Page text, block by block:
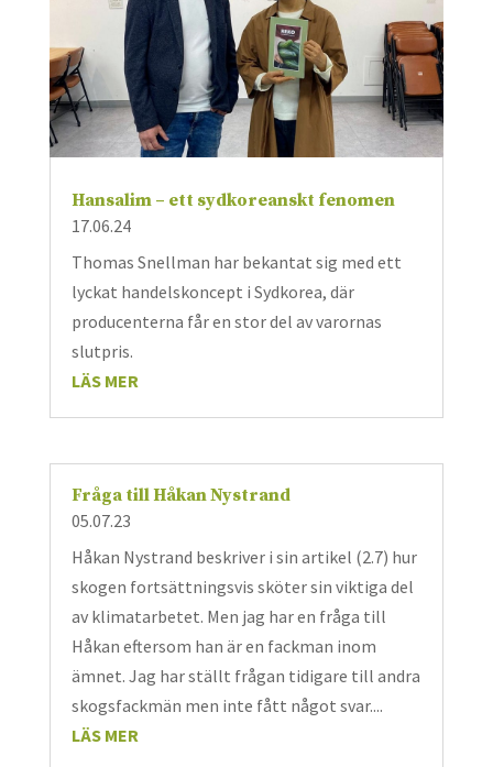
Hansalim – ett sydkoreanskt fenomen
17.06.24
Thomas Snellman har bekantat sig med ett
lyckat handelskoncept i Sydkorea, där
producenterna får en stor del av varornas
slutpris.
LÄS MER
Fråga till Håkan Nystrand
05.07.23
Håkan Nystrand beskriver i sin artikel (2.7) hur
skogen fortsättningsvis sköter sin viktiga del
av klimatarbetet. Men jag har en fråga till
Håkan eftersom han är en fackman inom
ämnet. Jag har ställt frågan tidigare till andra
skogsfackmän men inte fått något svar....
LÄS MER